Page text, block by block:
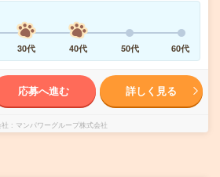
30代 40代 50代 60代
応募へ進む 詳しく見る
マンパワーグループ株式会社